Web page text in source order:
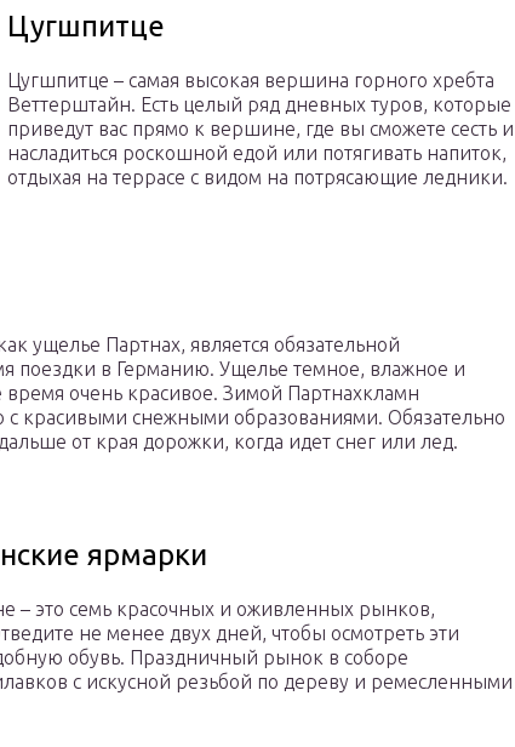
Цугшпитце
Цугшпитце – самая высокая вершина горного хребта
Веттерштайн. Есть целый ряд дневных туров, которые
приведут вас прямо к вершине, где вы сможете сесть и
насладиться роскошной едой или потягивать напиток,
отдыхая на террасе с видом на потрясающие ледники.
ущелье Партнах, является обязательной
поездки в Германию. Ущелье темное, влажное и
очень красивое. Зимой Партнахкламн
с красивыми снежными образованиями. Обязательно
от края дорожки, когда идет снег или лед.
ярмарки
– это семь красочных и оживленных рынков,
не менее двух дней, чтобы осмотреть эти
обувь. Праздничный рынок в соборе
с искусной резьбой по дереву и ремесленными